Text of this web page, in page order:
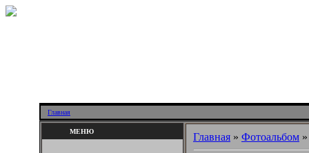
Главная
МЕНЮ Главная » Фотоальбом